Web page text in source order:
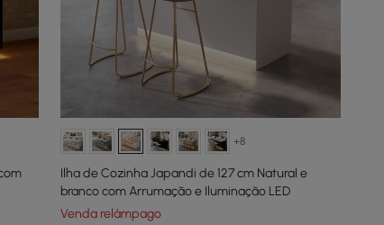
+8
Ilha de Cozinha Japandi de 127 cm Natural e
branco com Arrumação e Iluminação LED
Venda relâmpago